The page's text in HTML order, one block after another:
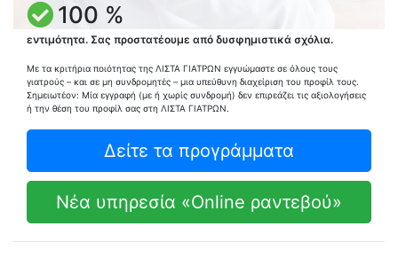
100 %
εντιμότητα. Σας προστατέουμε από δυσφημιστικά σχόλια.
Με τα κριτήρια ποιότητας της ΛΙΣΤΑ ΓΙΑΤΡΩΝ εγγυώμαστε σε όλους τους
γιατρούς – και σε μη συνδρομητές – μια υπεύθυνη διαχείριση του προφίλ τους.
Σημειωτέον: Μία εγγραφή (με ή χωρίς συνδρομή) δεν επιρεάζει τις αξιολογήσεις
ή την θέση του προφίλ σας στη ΛΙΣΤΑ ΓΙΑΤΡΩΝ.
Δείτε τα προγράμματα
Νέα υπηρεσία «Online ραντεβού»